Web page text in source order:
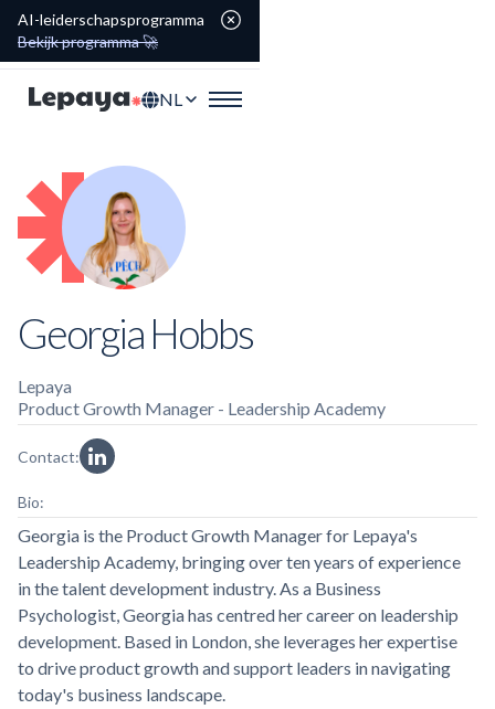
AI-leiderschapsprogramma
Bekijk programma 🚀
NL
Georgia Hobbs
Lepaya
Product Growth Manager - Leadership Academy
Contact:
Bio:
Georgia is the Product Growth Manager for Lepaya's
Leadership Academy, bringing over ten years of experience
in the talent development industry. As a Business
Psychologist, Georgia has centred her career on leadership
development. Based in London, she leverages her expertise
to drive product growth and support leaders in navigating
today's business landscape.